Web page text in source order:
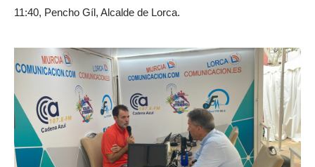
11:40, Pencho Gíl, Alcalde de Lorca.